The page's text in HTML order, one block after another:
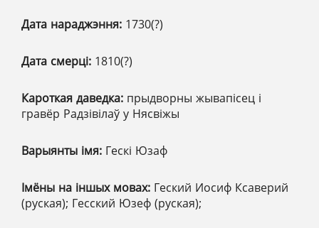
Дата нараджэння: 1730(?)
Дата смерці: 1810(?)
Кароткая даведка: прыдворны жывапісец і
гравёр Радзівілаў у Нясвіжы
Варыянты імя: Гескі Юзаф
Імёны на іншых мовах: Геский Иосиф Ксаверий
(руская); Гесский Юзеф (руская);